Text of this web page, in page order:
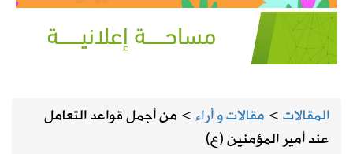
المقالات> مقالات و أراء> من أجمل قواعد التعامل
عند أمير المؤمنين (ع)